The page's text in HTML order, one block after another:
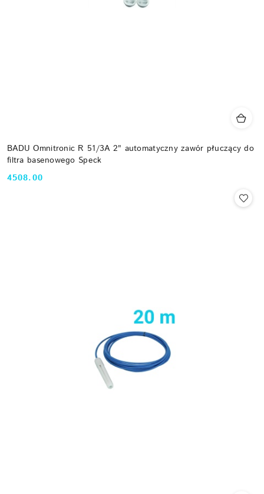
BADU Omnitronic R 51/3A 2" automatyczny zawór płuczący do
filtra basenowego Speck
Cena:
4508.00